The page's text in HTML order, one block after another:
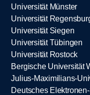
Universität Münster
Universität
Universität Siegen
Universität Tübingen
Universität Rostock
Bergische Universität
Julius-Maximilians-
Deutsches